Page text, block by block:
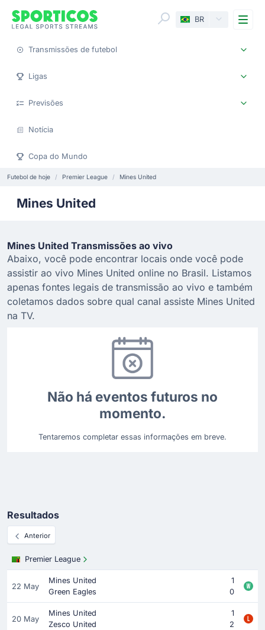
BR
Transmissões de futebol
Ligas
Previsões
Notícia
Copa do Mundo
Futebol de hoje Premier League Mines United
Mines United
Mines United Transmissões ao vivo
Abaixo, você pode encontrar locais onde você pode
assistir ao vivo Mines United online no Brasil. Listamos
apenas fontes legais de transmissão ao vivo e também
coletamos dados sobre qual canal assiste Mines United
na TV.
Não há eventos futuros no
momento.
Tentaremos completar essas informações em breve.
Resultados
Anterior
Premier League
22 May
Mines United
1
Green Eagles
0
20 May
Mines United
1
Zesco United
2